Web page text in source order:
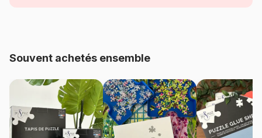
Référence Cobble-Hill-40095
EAN 625012400954
Nombre de pièces 1000 pièces
Souvent achetés ensemble